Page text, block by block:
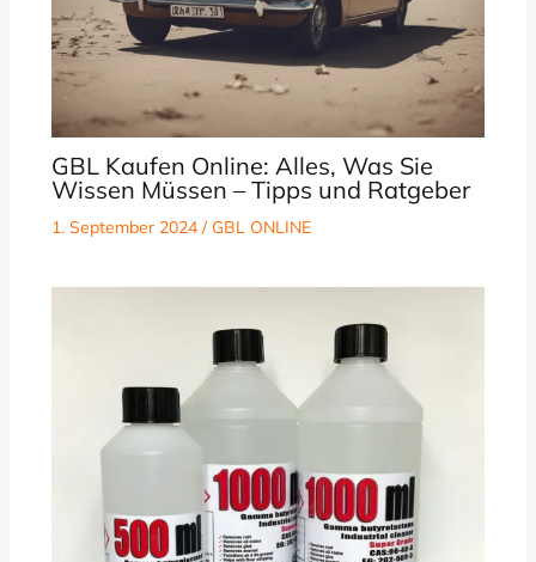
GBL Kaufen Online: Alles, Was Sie
Wissen Müssen – Tipps und Ratgeber
1. September 2024 / GBL ONLINE